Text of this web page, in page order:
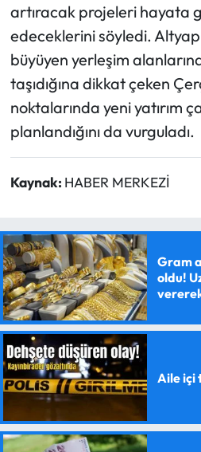
artıracak projeleri hayata
edeceklerini söyledi.
büyüyen yerleşim
taşıdığına dikkat çeken
noktalarında yeni yatırım
planlandığını da vurguladı.
Kaynak: HABER MERKEZİ
Gram
oldu!
Aile içi